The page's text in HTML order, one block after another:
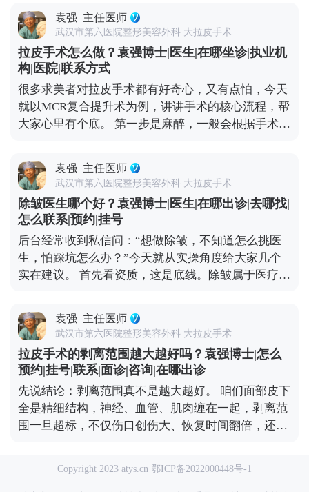
解。
要传统拉皮手术了。它能深层提拉筋膜和肌肉，从根
源上解决松弛问题，效果也更持久。 另外提醒大家，
日常护肤、坚持防晒、健康饮食和适度运动，能延缓
皮肤松弛的速度。改善松弛没有统一答案，关键是先
判断自己的松弛程度，再在专业医生指导下选适合自
己的方案。 想知道更多关于MCR复合提升术的问
题，可以去官方媒体平台（公众号、百家号、小红
薯）预约面诊，详细了解。
膜和肌肉也会松弛下垂，这才是皱纹、脸垮的根源。
它的原理很简单：就拿MCR复合提升术来说，就是通
过隐蔽的切口，把面部皮肤和深层组织分离开，然后
对松弛的筋膜、肌肉进行提拉、复位、收紧，再把多
余的皮肤切除，最后缝合，这样就能从根源上恢复面
部的紧致和轮廓感。 不是所有人都适合做拉皮，它更
适合中重度面部松弛的人——比如眼角下垂、苹果肌
凹陷、法令纹很深、下颌线模糊，而且用线雕、射频
不是“返老还童”的魔法，不能让你一下子年轻20岁，
但能帮你恢复到5-10年前的状态，而且效果比较持
久。当然，它也是有创伤和风险的，想做的话一定要
先充分了解，再找专业医生制定方案。 想知道更多关
于MCR复合提升术的问题，可以去官方媒体平台（公
众号、百家号、小红薯）预约面诊，详细了解。
袁强 主任医师
武汉市第六医院整形美容外科 大拉皮手术
拉皮手术怎么做？袁强博士|医生|在哪坐诊|执业机
构|医院|联系方式
很多求美者对拉皮手术都有好奇心，又有点怕，今天
就以MCR复合提升术为例，讲讲手术的核心流程，帮
大家心里有个底。 第一步是麻醉，一般会根据手术范
术就接受了，大家不用怕。 第二步设计切口，这步很
关键，直接影响术后疤痕隐蔽性。术中我通常会把切
口藏在发际线内、耳前或耳后这些不显眼的地方，尽
量做到术后不仔细看根本发现不了。 第三步是剥离与
提升，这是手术的核心。我一般会沿着切口，小心翼
翼地把皮肤和深层的筋膜、肌肉分离开，然后把松弛
的筋膜和肌肉向上提拉、复位收紧，从根源上解决松
弛问题。 第四步去除多余皮肤，提升到位后，脸上会
变得紧致。 最后一步是精细缝合，用细针细线分层缝
合，减少疤痕增生的可能。 整个手术大概需要4-6小
时，具体看手术范围。术后需要休息1-2周，按医嘱
护理伤口。提醒大家，拉皮是精细外科手术，一定要
选正规机构和经验丰富的医生。 想知道更多关于
MCR复合提升术的问题，可以去官方媒体平台（公众
号、百家号、小红薯）预约面诊，详细了解。
袁强 主任医师
武汉市第六医院整形美容外科 大拉皮手术
除皱医生哪个好？袁强博士|医生|在哪出诊|去哪找|
怎么联系|预约|挂号
后台经常收到私信问：“想做除皱，不知道怎么挑医
生，怕踩坑怎么办？”今天就从实操角度给大家几个
实在建议。 首先看资质，这是底线。除皱属于医疗美
衰相关的临床经验。大家可以去卫健委官网查医生的
执业信息，确认他的执业范围和所在机构是否正规，
别找“游医”或“挂靠医生”。 然后看审美和沟通力。除
皱不只是“拉平皱纹”，还要贴合你的面部轮廓和年龄
感。好的医生会先认真听你的需求，再结合你的肤
质、骨相给出方案，而不是上来就推荐贵的项目。如
果医生全程不怎么跟你沟通，只催着你手术，一定要
慎重。 另外可以看真实案例和口碑。让医生给你看类
也可以在正规医美平台看看其他求美者的真实评价，
袁强 主任医师
武汉市第六医院整形美容外科 大拉皮手术
拉皮手术的剥离范围越大越好吗？袁强博士|怎么
预约|挂号|联系|面诊|咨询|在哪出诊
先说结论：剥离范围真不是越大越好。 咱们面部皮下
全是精细结构，神经、血管、肌肉缠在一起，剥离范
围一旦超标，不仅伤口创伤大、恢复时间翻倍，还可
非“广泛”。 我每次面诊都会根据求美者的松弛程度来
Copyright 2023 atys.cn 鄂ICP备2022000448号-1